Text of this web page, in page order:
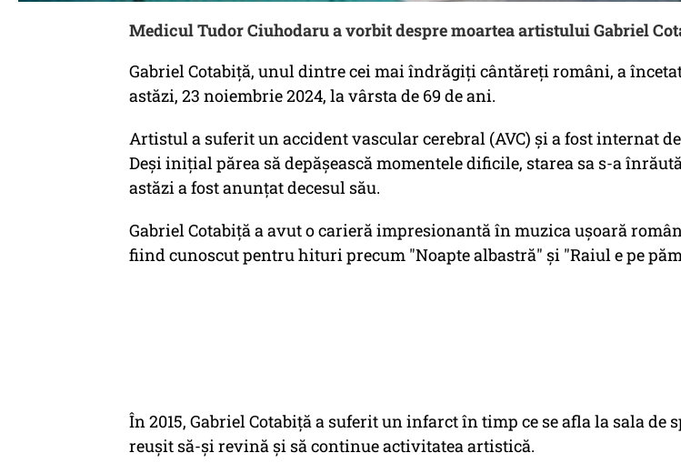
Medicul Tudor Ciuhodaru a vorbit despre moartea artistului Gabriel
Gabriel Cotabiță, unul dintre cei mai îndrăgiți cântăreți români, a
astăzi, 23 noiembrie 2024, la vârsta de 69 de ani.
Artistul a suferit un accident vascular cerebral (AVC) și a fost internat
Deși inițial părea să depășească momentele dificile, starea sa s-a
astăzi a fost anunțat decesul său.
Gabriel Cotabiță a avut o carieră impresionantă în muzica ușoară
fiind cunoscut pentru hituri precum "Noapte albastră" și "Raiul e pe
În 2015, Gabriel Cotabiță a suferit un infarct în timp ce se afla la sala de
reușit să-și revină și să continue activitatea artistică.